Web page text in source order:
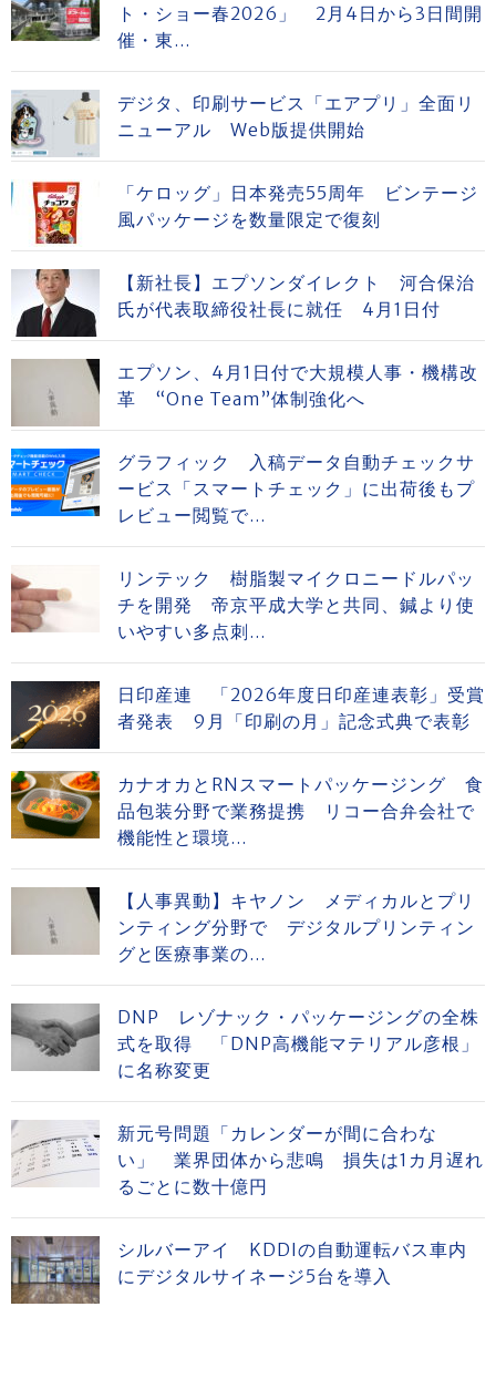
ト・ショー春2026」 2月4日から3日間開
催・東...
デジタ、印刷サービス「エアプリ」全面リ
ニューアル Web版提供開始
「ケロッグ」日本発売55周年 ビンテージ
風パッケージを数量限定で復刻
【新社長】エプソンダイレクト 河合保治
氏が代表取締役社長に就任 4月1日付
エプソン、4月1日付で大規模人事・機構改
革 “One Team”体制強化へ
グラフィック 入稿データ自動チェックサ
ービス「スマートチェック」に出荷後もプ
レビュー閲覧で...
リンテック 樹脂製マイクロニードルパッ
チを開発 帝京平成大学と共同、鍼より使
いやすい多点刺...
日印産連 「2026年度日印産連表彰」受賞
者発表 9月「印刷の月」記念式典で表彰
カナオカとRNスマートパッケージング 食
品包装分野で業務提携 リコー合弁会社で
機能性と環境...
【人事異動】キヤノン メディカルとプリ
ンティング分野で デジタルプリンティン
グと医療事業の...
DNP レゾナック・パッケージングの全株
式を取得 「DNP高機能マテリアル彦根」
に名称変更
新元号問題「カレンダーが間に合わな
い」 業界団体から悲鳴 損失は1カ月遅れ
るごとに数十億円
シルバーアイ KDDIの自動運転バス車内
にデジタルサイネージ5台を導入